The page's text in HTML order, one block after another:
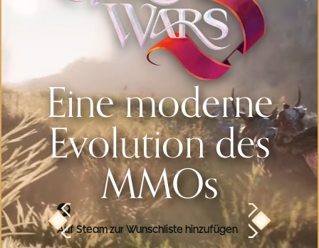
Eine moderne
Evolution des
MMOs
Auf Steam zur Wunschliste hinzufügen